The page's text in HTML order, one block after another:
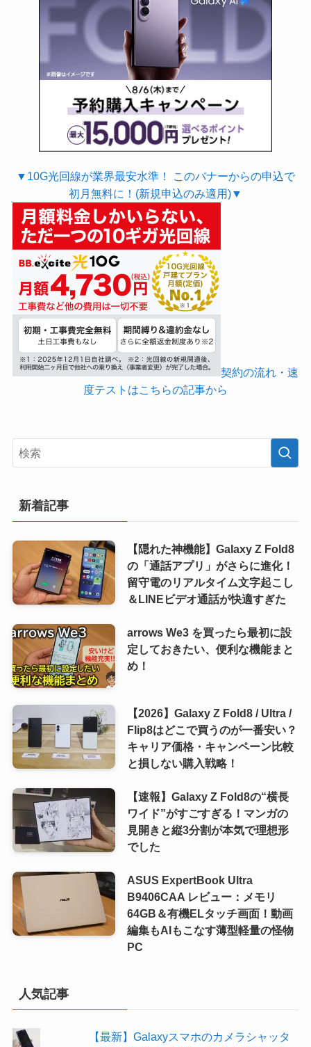
▼10G光回線が業界最安水準！ このバナーからの申込で
初月無料に！(新規申込のみ適用)▼
契約の流れ・速
度テストはこちらの記事から
新着記事
【隠れた神機能】Galaxy Z Fold8
の「通話アプリ」がさらに進化！
留守電のリアルタイム文字起こし
＆LINEビデオ通話が快適すぎた
arrows We3 を買ったら最初に設
定しておきたい、便利な機能まと
め！
【2026】Galaxy Z Fold8 / Ultra /
Flip8はどこで買うのが一番安い？
キャリア価格・キャンペーン比較
と損しない購入戦略！
【速報】Galaxy Z Fold8の“横長
ワイド”がすごすぎる！マンガの
見開きと縦3分割が本気で理想形
でした
ASUS ExpertBook Ultra
B9406CAA レビュー：メモリ
64GB＆有機ELタッチ画面！動画
編集もAIもこなす薄型軽量の怪物
PC
人気記事
【最新】Galaxyスマホのカメラシャッタ